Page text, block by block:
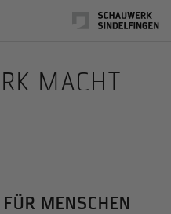
MACHT
MENSCHEN